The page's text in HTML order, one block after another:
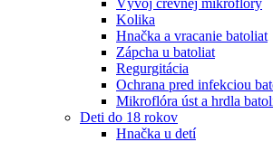
Vývoj črevnej mikroflóry
Kolika
Hnačka a vracanie batoliat
Zápcha u batoliat
Regurgitácia
Ochrana pred infekciou
Mikroflóra úst a hrdla
Deti do 18 rokov
Hnačka u detí